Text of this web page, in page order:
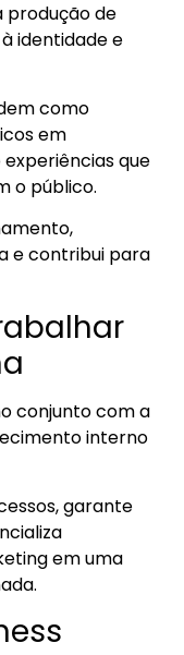
produção de
identidade e
como
em
que
o público.
e contribui para
conjunto com a
interno
garante
em uma